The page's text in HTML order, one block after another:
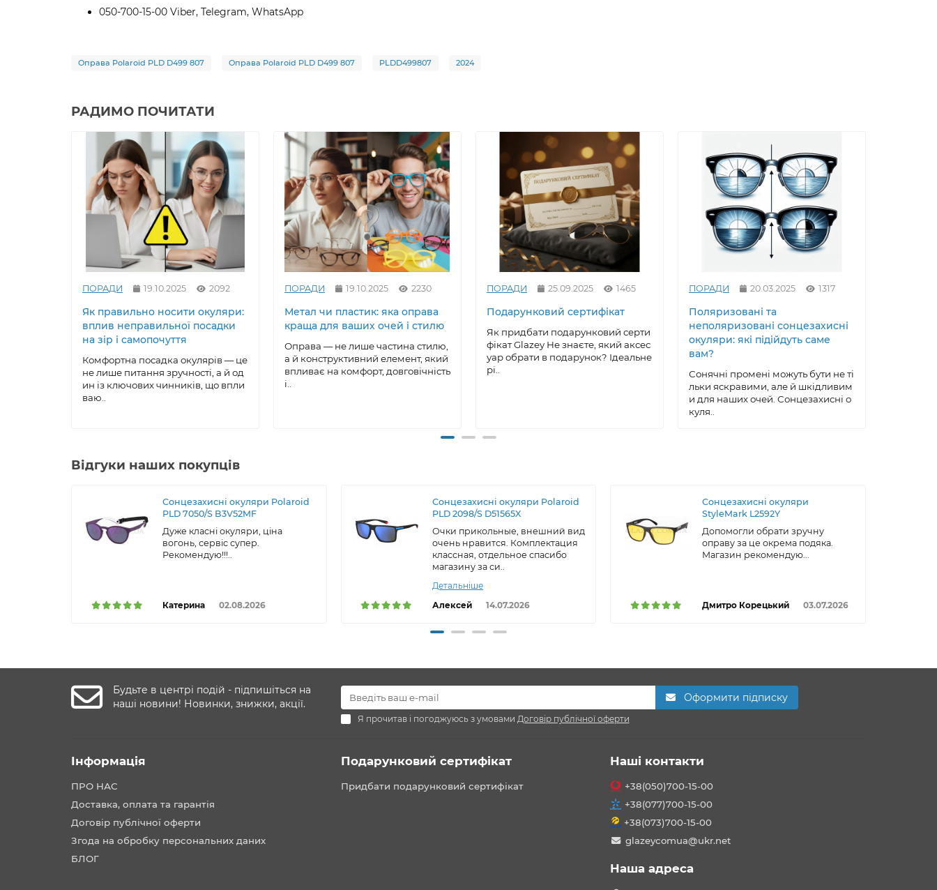
050-700-15-00 Viber, Telegram, WhatsApp
Оправа Polaroid PLD D499 807 Оправа Polaroid PLD D499 807 PLDD499807 2024
РАДИМО ПОЧИТАТИ
ПОРАДИ 19.10.2025 2092
Як правильно носити окуляри:
вплив неправильної посадки
на зір і самопочуття
Комфортна посадка окулярів — це
не лише питання зручності, а й од
ин із ключових чинників, що впли
ваю..
ПОРАДИ 19.10.2025 2230
Метал чи пластик: яка оправа
краща для ваших очей і стилю
Оправа — не лише частина стилю,
а й конструктивний елемент, який
впливає на комфорт, довговічність
і..
ПОРАДИ 25.09.2025 1465
Подарунковий сертифікат
Як придбати подарунковий серти
фікат Glazey Не знаєте, який аксес
уар обрати в подарунок? Ідеальне
рі..
ПОРАДИ 20.03.2025 1317
Поляризовані та
неполяризовані сонцезахисні
окуляри: які підійдуть саме
вам?
Сонячні промені можуть бути не ті
льки яскравими, але й шкідливим
и для наших очей. Сонцезахисні о
куля..
Відгуки наших покупців
Сонцезахисні окуляри Polaroid
PLD 7050/S B3V52MF
Дуже класні окуляри, ціна
вогонь, сервіс супер.
Рекомендую!!!..
Катерина 02.08.2026
Сонцезахисні окуляри Polaroid
PLD 2098/S D51565X
Очки прикольные, внешний вид
очень нравится. Комплектация
классная, отдельное спасибо
магазину за си..
Детальніше
Алексей
14.07.2026
Сонцезахисні окуляри
StyleMark L2592Y
Допомогли обрати зручну
оправу за це окрема подяка.
Магазин рекомендую...
Дмитро Корецький 03.07.2026
Будьте в центрі подій - підпишіться на
наші новини! Новинки, знижки, акції.
Оформити підписку
Я прочитав і погоджуюсь з умовами Договір публічної оферти
Інформація
ПРО НАС
Доставка, оплата та гарантія
Договір публічної оферти
Згода на обробку персональних даних
БЛОГ
Подарунковий сертифікат
Придбати подарунковий сертифікат
Наші контакти
+38(050)700-15-00
+38(077)700-15-00
+38(073)700-15-00
glazeycomua@ukr.net
Наша адреса